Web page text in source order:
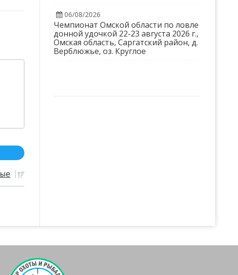
06/08/2026
Чемпионат Омской области по ловле
донной удочкой 22-23 августа 2026 г.,
Омская область, Саргатский район, д.
Верблюжье, оз. Круглое